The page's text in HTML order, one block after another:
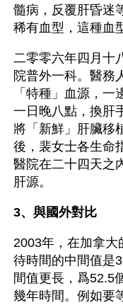
髓病，反覆肝昏迷
稀有血型，這種血
二零零六年四月十
院普外一科。醫務
「特種」血源，
一日晚八點，換肝
將「新鮮」肝臟移
後，裴女士各生命
醫院在二十四天之
肝源。
3、與國外對比
2003年，在加拿大
待時間的中間值是
間值更長，爲52.5
幾年時間。例如要